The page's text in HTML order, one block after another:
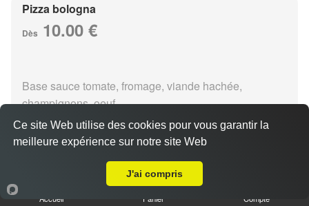
Pizza bologna
Dès 10.00 €
Base sauce tomate, fromage, viande hachée,
champignons, oeuf
Pizza fruits de mer
Accueil Panier Compte
Ce site Web utilise des cookies pour vous garantir la
meilleure expérience sur notre site Web
J'ai compris